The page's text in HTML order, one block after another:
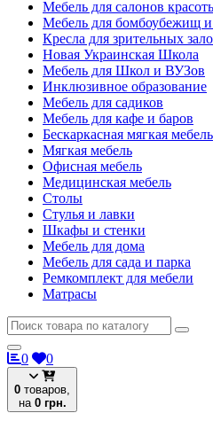
Мебель для салонов
Мебель для бомбоубежищ
Кресла для зрительных
Новая Украинская Школа
Мебель для Школ и ВУЗов
Инклюзивное образование
Мебель для садиков
Мебель для кафе и баров
Бескаркасная мягкая мебель
Мягкая мебель
Офисная мебель
Медицинская мебель
Столы
Стулья и лавки
Шкафы и стенки
Мебель для дома
Мебель для сада и парка
Ремкомплект для мебели
Матрасы
0 0
0 товаров,
на 0 грн.